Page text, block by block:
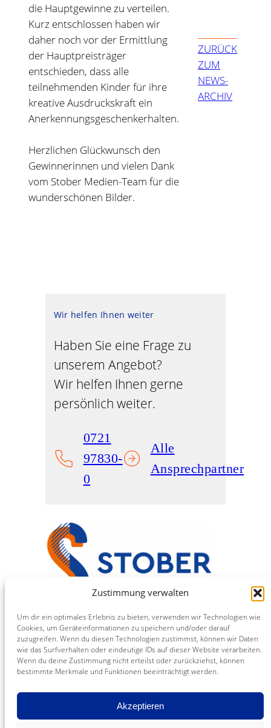
Zustimmung verwalten
Um dir ein optimales Erlebnis zu bieten, verwenden wir Technologien wie
Cookies, um Geräteinformationen zu speichern und/oder darauf
zuzugreifen. Wenn du diesen Technologien zustimmst, können wir Daten
wie das Surfverhalten oder eindeutige IDs auf dieser Website verarbeiten.
Wenn du deine Zustimmung nicht erteilst oder zurückziehst, können
bestimmte Merkmale und Funktionen beeinträchtigt werden.
Akzeptieren
die Hauptgewinne zu verteilen.
Kurz entschlossen haben wir
daher noch vor der Ermittlung
der Hauptpreisträger
entschieden, dass alle
teilnehmenden Kinder für ihre
kreative Ausdruckskraft ein
Anerkennungsgeschenkerhalten.
Herzlichen Glückwunsch den
Gewinnerinnen und vielen Dank
vom Stober Medien-Team für die
wunderschönen Bilder.
ZURÜCK
ZUM
NEWS-
ARCHIV
Wir helfen Ihnen weiter
Haben Sie eine Frage zu
unserem Angebot?
Wir helfen Ihnen gerne
persönlich weiter.
0721
97830-
0
Alle
Ansprechpartner
Stober Medien
Eine Marke der NINO Druck GmbH
Industriestraße 12
76344 Eggenstein
KONTAKT